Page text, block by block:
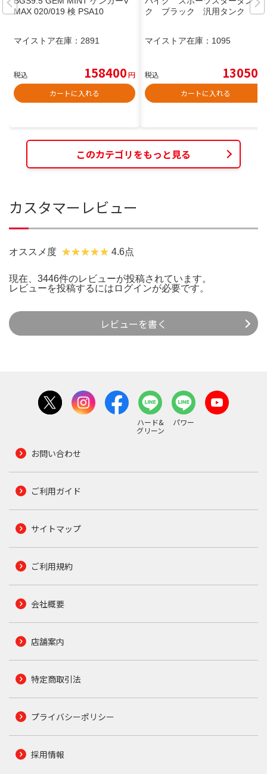
MAX 020/019 検 PSA10
マイストア在庫： 2891
税込 158400円
カートに入れる
ク ブラック 汎用タンク
マイストア在庫： 1095
税込 13050
カートに入れる
このカテゴリをもっと見る
カスタマーレビュー
オススメ度 4.6点
現在、3446件のレビューが投稿されています。
レビューを投稿するには ログインが必要です。
レビューを書く
ハード&
グリーン
パワー
お問い合わせ
ご利用ガイド
サイトマップ
ご利用規約
会社概要
店舗案内
特定商取引法
プライバシーポリシー
採用情報